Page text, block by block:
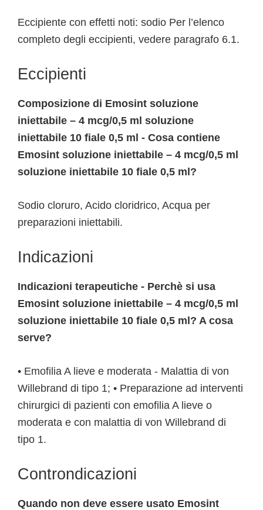
Eccipiente con effetti noti: sodio Per l’elenco
completo degli eccipienti, vedere paragrafo 6.1.
Eccipienti
Composizione di Emosint soluzione
iniettabile – 4 mcg/0,5 ml soluzione
iniettabile 10 fiale 0,5 ml - Cosa contiene
Emosint soluzione iniettabile – 4 mcg/0,5 ml
soluzione iniettabile 10 fiale 0,5 ml?
Sodio cloruro, Acido cloridrico, Acqua per
preparazioni iniettabili.
Indicazioni
Indicazioni terapeutiche - Perchè si usa
Emosint soluzione iniettabile – 4 mcg/0,5 ml
soluzione iniettabile 10 fiale 0,5 ml? A cosa
serve?
• Emofilia A lieve e moderata - Malattia di von
Willebrand di tipo 1; • Preparazione ad interventi
chirurgici di pazienti con emofilia A lieve o
moderata e con malattia di von Willebrand di
tipo 1.
Controndicazioni
Quando non deve essere usato Emosint